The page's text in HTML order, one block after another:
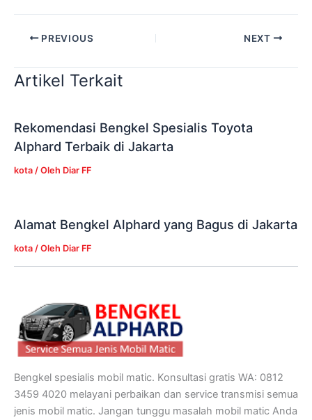
PREVIOUS NEXT
Artikel Terkait
Rekomendasi Bengkel Spesialis Toyota
Alphard Terbaik di Jakarta
kota / Oleh Diar FF
Alamat Bengkel Alphard yang Bagus di Jakarta
kota / Oleh Diar FF
Bengkel spesialis mobil matic. Konsultasi gratis WA: 0812
3459 4020 melayani perbaikan dan service transmisi semua
jenis mobil matic. Jangan tunggu masalah mobil matic Anda